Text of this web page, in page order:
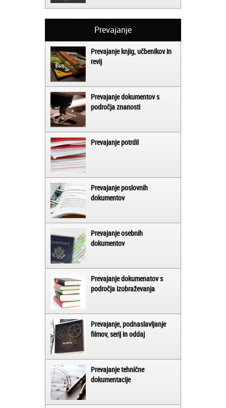
Prevajanje
Prevajanje knjig, učbenikov in
revij
Prevajanje dokumentov s
področja znanosti
Prevajanje potrdil
Prevajanje poslovnih
dokumentov
Prevajanje osebnih
dokumentov
Prevajanje dokumenatov s
področja izobraževanja
Prevajanje, podnaslavljanje
filmov, serij in oddaj
Prevajanje tehnične
dokumentacije